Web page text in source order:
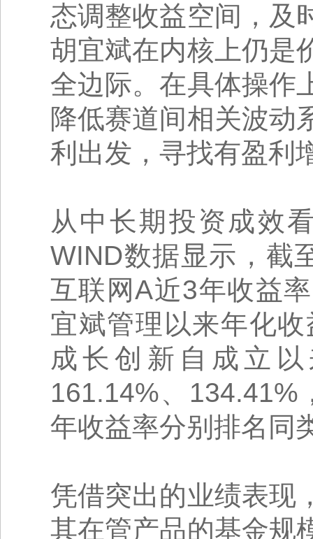
态调整收益空间，及
胡宜斌在内核上仍是
全边际。在具体操作
降低赛道间相关波动
利出发，寻找有盈利
从中长期投资成效
WIND数据显示，截
互联网A近3年收益
宜斌管理以来年化
成长创新自成立
161.14%、
年收益率分别排名同
凭借突出的业绩表现
其在管产品的基金规